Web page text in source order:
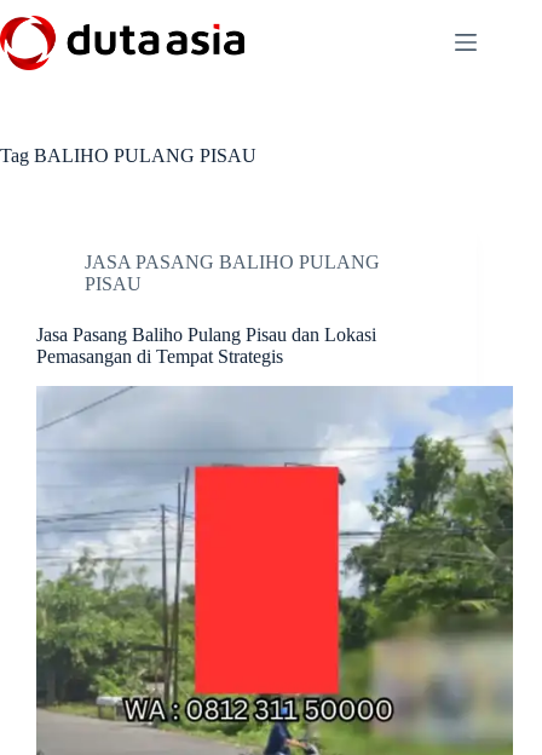
to
content
Tag BALIHO PULANG PISAU
JASA PASANG BALIHO PULANG
PISAU
Jasa Pasang Baliho Pulang Pisau dan Lokasi
Pemasangan di Tempat Strategis